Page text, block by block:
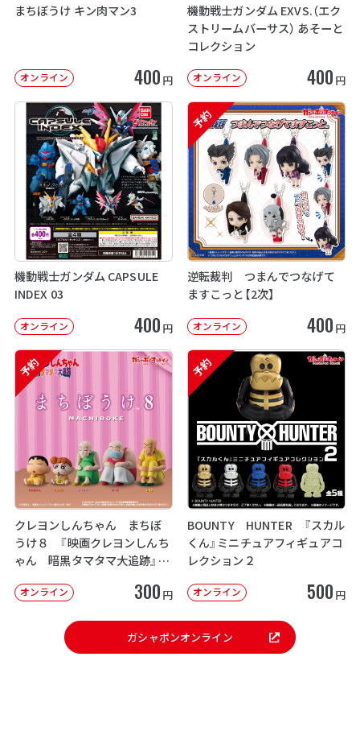
まちぼうけ キン肉マン3
オンライン 400 円
機動戦士ガンダム EXVS.（エク
ストリームバーサス） あそーと
コレクション
オンライン 400 円
機動戦士ガンダム CAPSULE
INDEX 03
オンライン 400 円
予約
逆転裁判 つまんでつなげて
ますこっと【2次】
オンライン 400 円
予約
クレヨンしんちゃん まちぼ
うけ８ 『映画クレヨンしんち
ゃん 暗黒タマタマ大追跡』【2
オンライン 300 円
予約
BOUNTY HUNTER 『スカル
くん』ミニチュアフィギュアコ
レクション２
オンライン 500 円
ガシャポンオンライン